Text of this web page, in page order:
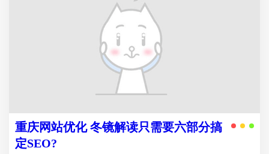
重庆网站优化 冬镜解读只需要六部分搞
定SEO?